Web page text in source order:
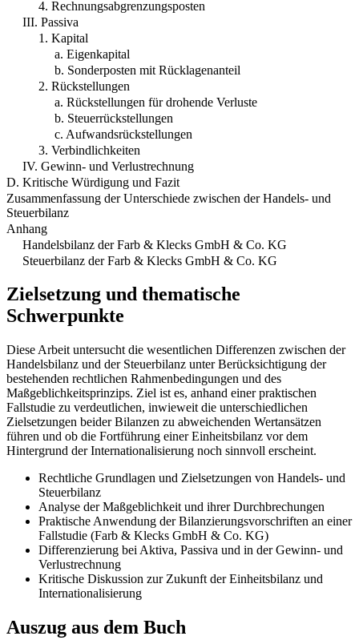
4. Rechnungsabgrenzungsposten
III. Passiva
1. Kapital
a. Eigenkapital
b. Sonderposten mit Rücklagenanteil
2. Rückstellungen
a. Rückstellungen für drohende Verluste
b. Steuerrückstellungen
c. Aufwandsrückstellungen
3. Verbindlichkeiten
IV. Gewinn- und Verlustrechnung
D. Kritische Würdigung und Fazit
Zusammenfassung der Unterschiede zwischen der Handels- und
Steuerbilanz
Anhang
Handelsbilanz der Farb & Klecks GmbH & Co. KG
Steuerbilanz der Farb & Klecks GmbH & Co. KG
Zielsetzung und thematische
Schwerpunkte
Diese Arbeit untersucht die wesentlichen Differenzen zwischen der
Handelsbilanz und der Steuerbilanz unter Berücksichtigung der
bestehenden rechtlichen Rahmenbedingungen und des
Maßgeblichkeitsprinzips. Ziel ist es, anhand einer praktischen
Fallstudie zu verdeutlichen, inwieweit die unterschiedlichen
Zielsetzungen beider Bilanzen zu abweichenden Wertansätzen
führen und ob die Fortführung einer Einheitsbilanz vor dem
Hintergrund der Internationalisierung noch sinnvoll erscheint.
Rechtliche Grundlagen und Zielsetzungen von Handels- und
Steuerbilanz
Analyse der Maßgeblichkeit und ihrer Durchbrechungen
Praktische Anwendung der Bilanzierungsvorschriften an einer
Fallstudie (Farb & Klecks GmbH & Co. KG)
Differenzierung bei Aktiva, Passiva und in der Gewinn- und
Verlustrechnung
Kritische Diskussion zur Zukunft der Einheitsbilanz und
Internationalisierung
Auszug aus dem Buch